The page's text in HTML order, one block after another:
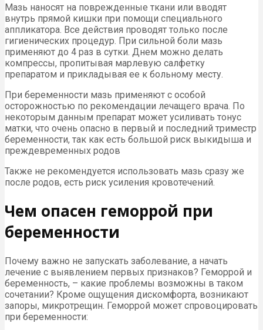
Мазь наносят на поврежденные ткани или вводят
внутрь прямой кишки при помощи специального
аппликатора. Все действия проводят только после
гигиенических процедур. При сильной боли мазь
применяют до 4 раз в сутки. Днем можно делать
компрессы, пропитывая марлевую салфетку
препаратом и прикладывая ее к больному месту.
При беременности мазь применяют с особой
осторожностью по рекомендации лечащего врача. По
некоторым данным препарат может усиливать тонус
матки, что очень опасно в первый и последний триместр
беременности, так как есть большой риск выкидыша и
преждевременных родов
Также не рекомендуется использовать мазь сразу же
после родов, есть риск усиления кровотечений.
Чем опасен геморрой при
беременности
Почему важно не запускать заболевание, а начать
лечение с выявлением первых признаков? Геморрой и
беременность, – какие проблемы возможны в таком
сочетании? Кроме ощущения дискомфорта, возникают
запоры, микротрещин. Геморрой может спровоцировать
при беременности: